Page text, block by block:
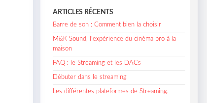
ARTICLES RÉCENTS
Barre de son : Comment bien la choisir
M&K Sound, l’expérience du cinéma pro à la
maison
FAQ : le Streaming et les DACs
Débuter dans le streaming
Les différentes plateformes de Streaming.